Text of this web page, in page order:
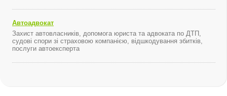
Автоадвокат
Захист автовласників, допомога юриста та адвоката по ДТП,
судові спори зі страховою компанією, відшкодування збитків,
послуги автоексперта